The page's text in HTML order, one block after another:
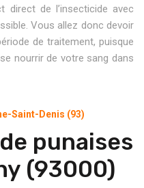
direct de l’insecticide avec
Vous allez donc devoir
de traitement, puisque
nourrir de votre sang dans
Saint-Denis (93)
punaises
(93000)